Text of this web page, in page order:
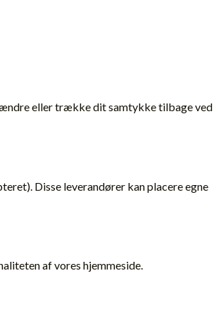
ændre eller trække dit samtykke tilbage ved
Disse leverandører kan placere egne
af vores hjemmeside.